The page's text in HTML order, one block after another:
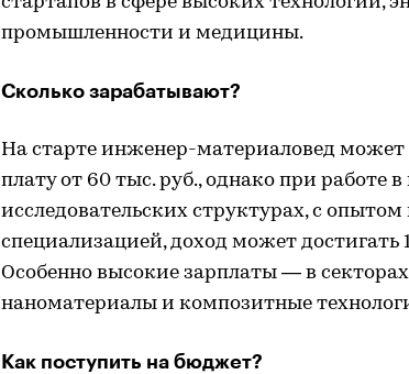
промышленности и медицины.
Сколько зарабатывают?
На старте инженер-материаловед может
плату от 60 тыс. руб., однако при
исследовательских структурах, с опытом
специализацией, доход может достигать
Особенно высокие зарплаты — в
наноматериалы и композитные
Как поступить на бюджет?